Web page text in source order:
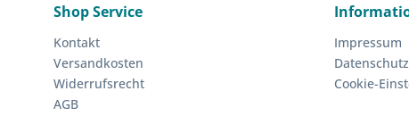
Shop Service
Kontakt
Versandkosten
Widerrufsrecht
AGB
Impressum
Datenschutz
Cookie-